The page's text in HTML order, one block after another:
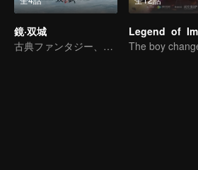
鏡·双城
古典ファンタジー、感情燃え激動